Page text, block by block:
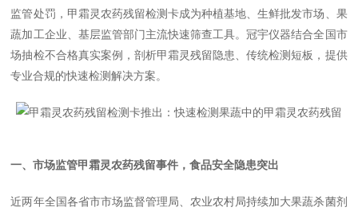
监管处罚，甲霜灵农药残留检测卡成为种植基地、生鲜批发市场、果
蔬加工企业、基层监管部门主流快速筛查工具。冠宇仪器结合全国市
场抽检不合格真实案例，剖析甲霜灵残留隐患、传统检测短板，提供
专业合规的快速检测解决方案。
一、市场监管甲霜灵农药残留事件，食品安全隐患突出
近两年全国各省市市场监督管理局、农业农村局持续加大果蔬杀菌剂